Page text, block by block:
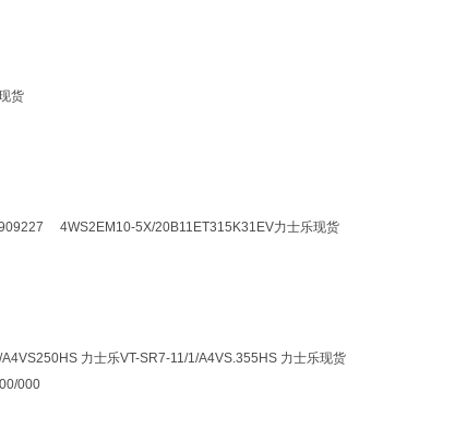
货
4WS2EM10-5X/20B11ET315K31EV力士乐现货
力士乐VT-SR7-11/1/A4VS.355HS 力士乐现货
000